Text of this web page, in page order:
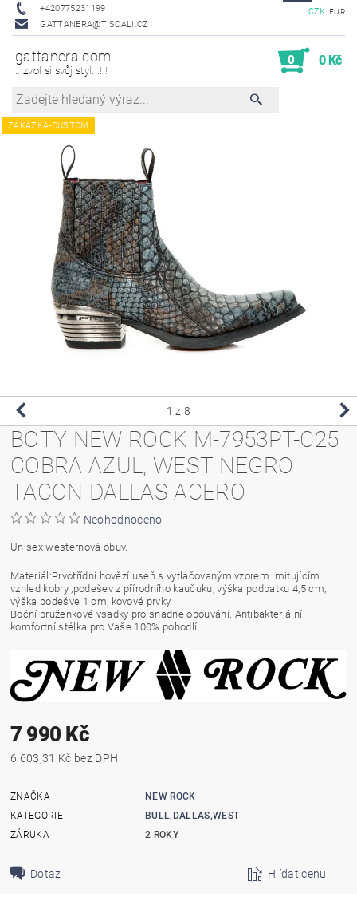
+420775231199
GATTANERA@TISCALI.CZ
CZK EUR
gattanera.com
...zvol si svůj styl...!!!
0 0 Kč
ZAKÁZKA-CUSTOM
1 z 8
BOTY NEW ROCK M-7953PT-C25
COBRA AZUL, WEST NEGRO
TACON DALLAS ACERO
Neohodnoceno
Unisex westernová obuv.
Materiál:Prvotřídní hovězí useň s vytlačovaným vzorem imitujícím
vzhled kobry ,podešev z přírodního kaučuku, výška podpatku 4,5 cm,
výška podešve 1 cm, kovové prvky.
Boční pruženkové vsadky pro snadné obouvání. Antibakteriální
komfortní stélka pro Vaše 100% pohodlí.
7 990 Kč
6 603,31 Kč bez DPH
ZNAČKA
NEW ROCK
KATEGORIE
BULL,DALLAS,WEST
ZÁRUKA
2 ROKY
Dotaz Hlídat cenu